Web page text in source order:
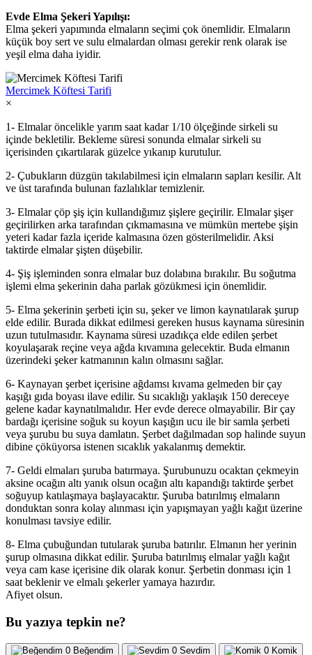
Evde Elma Şekeri Yapılışı:
Elma şekeri yapımında elmaların seçimi çok önemlidir. Elmaların
küçük boy sert ve sulu elmalardan olması gerekir renk olarak ise
yeşil elma daha iyidir.
Mercimek Köftesi Tarifi
×
1- Elmalar öncelikle yarım saat kadar 1/10 ölçeğinde sirkeli su
içinde bekletilir. Bekleme süresi sonunda elmalar sirkeli su
içerisinden çıkartılarak güzelce yıkanıp kurutulur.
2- Çubukların düzgün takılabilmesi için elmaların sapları kesilir. Alt
ve üst tarafında bulunan fazlalıklar temizlenir.
3- Elmalar çöp şiş için kullandığımız şişlere geçirilir. Elmalar şişer
geçirilirken arka tarafından çıkmamasına ve mümkün mertebe şişin
yeteri kadar fazla içeride kalmasına özen gösterilmelidir. Aksi
taktirde elmalar şişten düşebilir.
4- Şiş işleminden sonra elmalar buz dolabına bırakılır. Bu soğutma
işlemi elma şekerinin daha parlak gözükmesi için önemlidir.
5- Elma şekerinin şerbeti için su, şeker ve limon kaynatılarak şurup
elde edilir. Burada dikkat edilmesi gereken husus kaynama süresinin
uzun tutulmasıdır. Kaynama süresi uzadıkça elde edilen şerbet
koyulaşarak reçine veya ağda kıvamına gelecektir. Buda elmanın
üzerindeki şeker katmanının kalın olmasını sağlar.
6- Kaynayan şerbet içerisine ağdamsı kıvama gelmeden bir çay
kaşığı gıda boyası ilave edilir. Su sıcaklığı yaklaşık 150 dereceye
gelene kadar kaynatılmalıdır. Her evde derece olmayabilir. Bir çay
bardağı içerisine soğuk su koyun kaşığın ucu ile bir samla şerbeti
veya şurubu bu suya damlatın. Şerbet dağılmadan sop halinde suyun
dibine çöküyorsa istenen sıcaklık yakalanmış demektir.
7- Geldi elmaları şuruba batırmaya. Şurubunuzu ocaktan çekmeyin
aksine ocağın altı yanık olsun ocağın altı kapandığı taktirde şerbet
soğuyup katılaşmaya başlayacaktır. Şuruba batırılmış elmaların
donduktan sonra kolay alınması için yapışmayan yağlı kağıt üzerine
konulması tavsiye edilir.
8- Elma çubuğundan tutularak şuruba batırılır. Elmanın her yerinin
şurup olmasına dikkat edilir. Şuruba batırılmış elmalar yağlı kağıt
veya cam kase içerisine dik olarak konur. Şerbetin donması için 1
saat beklenir ve elmalı şekerler yamaya hazırdır.
Afiyet olsun.
Bu yazıya tepkin ne?
0 Beğendim 0 Sevdim 0 Komik